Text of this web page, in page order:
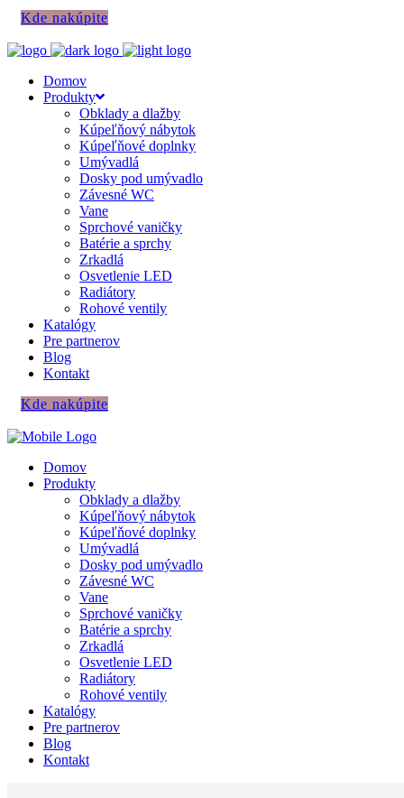
Kde nakúpite
Domov
Produkty
Obklady a dlažby
Kúpeľňový nábytok
Kúpeľňové doplnky
Umývadlá
Dosky pod umývadlo
Závesné WC
Vane
Sprchové vaničky
Batérie a sprchy
Zrkadlá
Osvetlenie LED
Radiátory
Rohové ventily
Katalógy
Pre partnerov
Blog
Kontakt
Kde nakúpite
Domov
Produkty
Obklady a dlažby
Kúpeľňový nábytok
Kúpeľňové doplnky
Umývadlá
Dosky pod umývadlo
Závesné WC
Vane
Sprchové vaničky
Batérie a sprchy
Zrkadlá
Osvetlenie LED
Radiátory
Rohové ventily
Katalógy
Pre partnerov
Blog
Kontakt